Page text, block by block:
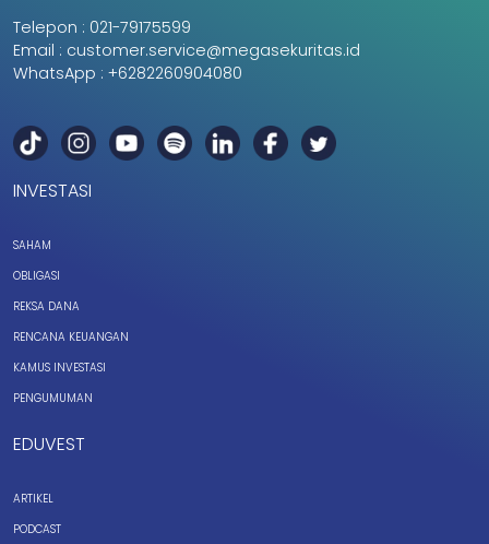
Telepon : 021-79175599
Email : customer.service@megasekuritas.id
WhatsApp : +6282260904080
INVESTASI
SAHAM
OBLIGASI
REKSA DANA
RENCANA KEUANGAN
KAMUS INVESTASI
PENGUMUMAN
EDUVEST
ARTIKEL
PODCAST